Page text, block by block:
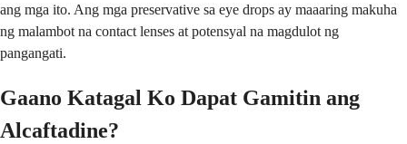
ang mga ito. Ang mga preservative sa eye drops ay maaaring makuha
ng malambot na contact lenses at potensyal na magdulot ng
pangangati.
Gaano Katagal Ko Dapat Gamitin ang
Alcaftadine?